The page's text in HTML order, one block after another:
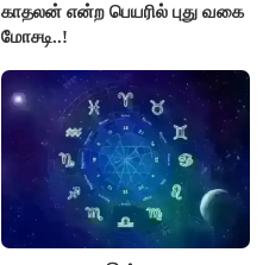
காதலன் என்ற பெயரில் புது வகை
மோசடி..!